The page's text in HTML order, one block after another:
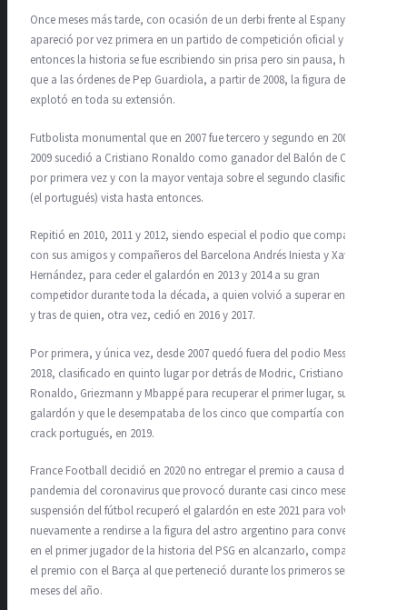
Once meses más tarde, con ocasión de un derbi frente al Espanyol,
apareció por vez primera en un partido de competición oficial y desde
entonces la historia se fue escribiendo sin prisa pero sin pausa, hasta
que a las órdenes de Pep Guardiola, a partir de 2008, la figura de Messi
explotó en toda su extensión.
Futbolista monumental que en 2007 fue tercero y segundo en 2008, en
2009 sucedió a Cristiano Ronaldo como ganador del Balón de Oro,
por primera vez y con la mayor ventaja sobre el segundo clasificado
(el portugués) vista hasta entonces.
Repitió en 2010, 2011 y 2012, siendo especial el podio que compartió
con sus amigos y compañeros del Barcelona Andrés Iniesta y Xavi
Hernández, para ceder el galardón en 2013 y 2014 a su gran
competidor durante toda la década, a quien volvió a superar en 2015
y tras de quien, otra vez, cedió en 2016 y 2017.
Por primera, y única vez, desde 2007 quedó fuera del podio Messi en
2018, clasificado en quinto lugar por detrás de Modric, Cristiano
Ronaldo, Griezmann y Mbappé para recuperar el primer lugar, su sexto
galardón y que le desempataba de los cinco que compartía con el
crack portugués, en 2019.
France Football decidió en 2020 no entregar el premio a causa de la
pandemia del coronavirus que provocó durante casi cinco meses la
suspensión del fútbol recuperó el galardón en este 2021 para volver
nuevamente a rendirse a la figura del astro argentino para convertirse
en el primer jugador de la historia del PSG en alcanzarlo, compartido
el premio con el Barça al que perteneció durante los primeros seis
meses del año.